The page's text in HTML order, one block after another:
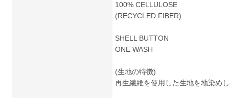
100% CELLULOSE
(RECYCLED FIBER)
SHELL BUTTON
ONE WASH
(生地の特徴)
再生繊維を使用した生地を地染め